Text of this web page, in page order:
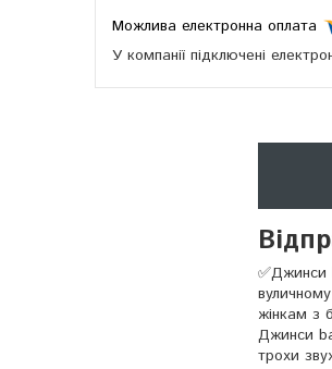
У компанії підключені
✅Джинси
жінкам з
Джинси
трохи